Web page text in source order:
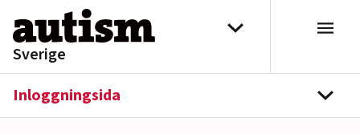
Hoppa till innehåll
Sverige
Välj distrikt
Inloggningsida